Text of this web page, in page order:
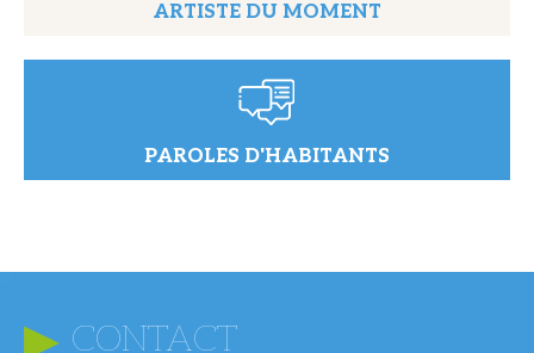
ARTISTE DU MOMENT
PAROLES D'HABITANTS
CONTACT